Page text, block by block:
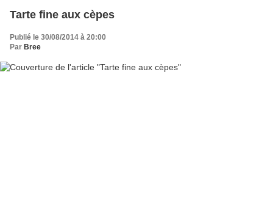
Tarte fine aux cèpes
Publié le 30/08/2014 à 20:00
Par Bree